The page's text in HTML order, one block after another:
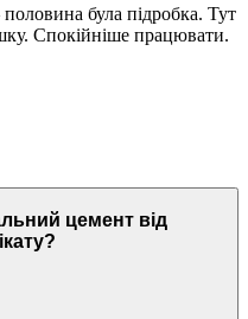
була підробка. Тут
Спокійніше працювати.
цемент від